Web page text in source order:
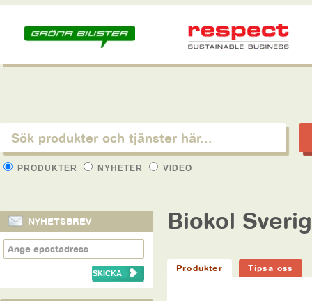
PRODUKTER NYHETER VIDEO
NYHETSBREV Biokol
Produkter Tipsa oss